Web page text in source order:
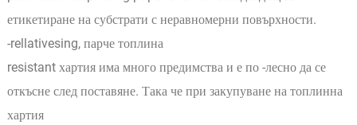
етикетиране на субстрати с неравномерни повърхности.
-rellativesing, парче топлина
resistant хартия има много предимства и е по -лесно да се
откъсне след поставяне. Така че при закупуване на топлинна
хартия